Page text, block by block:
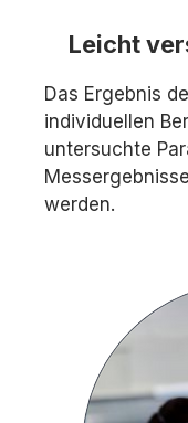
Leicht
Das Ergebnis
individuellen
untersuchte
werden.